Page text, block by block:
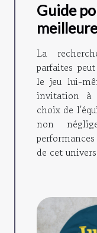
Guide
La
parfaites
le jeu lui-
invitation à
choix de
non
de cet